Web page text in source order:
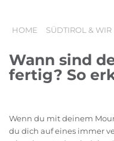
HOME SÜDTIROL & WIR
Wann sind
fertig? So
Wenn du mit deinem
du dich auf eines immer